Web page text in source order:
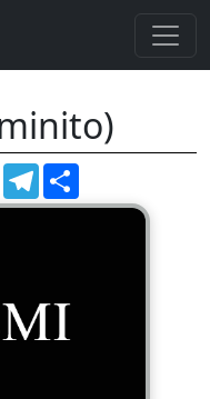
ThreadsTelegram